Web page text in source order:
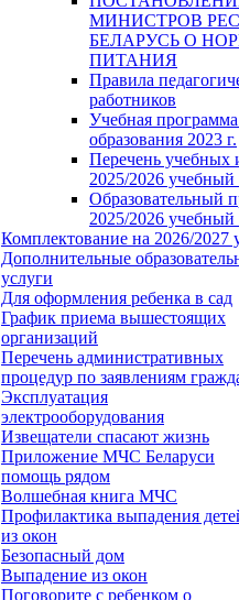
МИНИСТРОВ
БЕЛАРУСЬ О
ПИТАНИЯ
Правила
работников
Учебная
образования 2023 г.
Перечень учебных
2025/2026 учебный
Образовательный
2025/2026 учебный
Комплектование на 2026/2027
Дополнительные
услуги
Для оформления ребенка в сад
График приема вышестоящих
организаций
Перечень административных
процедур по заявлениям
Эксплуатация
электрооборудования
Извещатели спасают жизнь
Приложение МЧС Беларуси
помощь рядом
Волшебная книга МЧС
Профилактика выпадения
из окон
Безопасный дом
Выпадение из окон
Поговорите с ребенком о